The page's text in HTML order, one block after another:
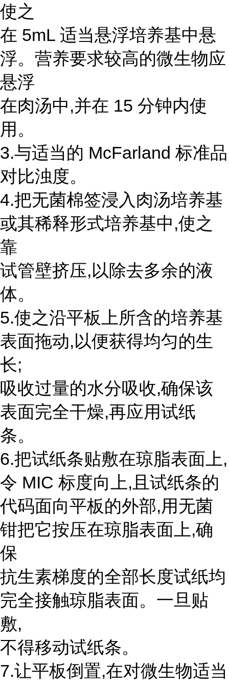
使之
在 5mL 适当悬浮培养基中悬
浮。营养要求较高的微生物应
悬浮
在肉汤中,并在 15 分钟内使
用。
3.与适当的 McFarland 标准品
对比浊度。
4.把无菌棉签浸入肉汤培养基
或其稀释形式培养基中,使之
靠
试管壁挤压,以除去多余的液
体。
5.使之沿平板上所含的培养基
表面拖动,以便获得均匀的生
长;
吸收过量的水分吸收,确保该
表面完全干燥,再应用试纸
条。
6.把试纸条贴敷在琼脂表面上,
令 MIC 标度向上,且试纸条的
代码面向平板的外部,用无菌
钳把它按压在琼脂表面上,确
保
抗生素梯度的全部长度试纸均
完全接触琼脂表面。一旦贴
敷,
不得移动试纸条。
7.让平板倒置,在对微生物适当